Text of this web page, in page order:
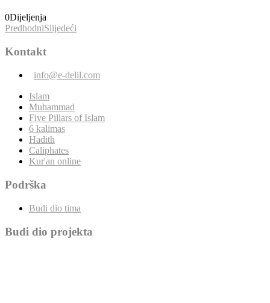
0Dijeljenja
PredhodniSlijedeći
Kontakt
info@e-delil.com
Islam
Muhammad
Five Pillars of Islam
6 kalimas
Hadith
Caliphates
Kur'an online
Podrška
Budi dio tima
Budi dio projekta